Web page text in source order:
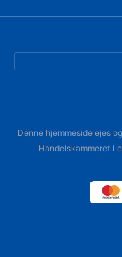
Denne hjemmeside ejes
Handelskammeret